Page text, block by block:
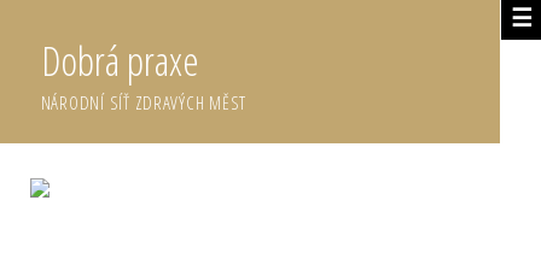
☰
Dobrá praxe
NÁRODNÍ SÍŤ ZDRAVÝCH MĚST